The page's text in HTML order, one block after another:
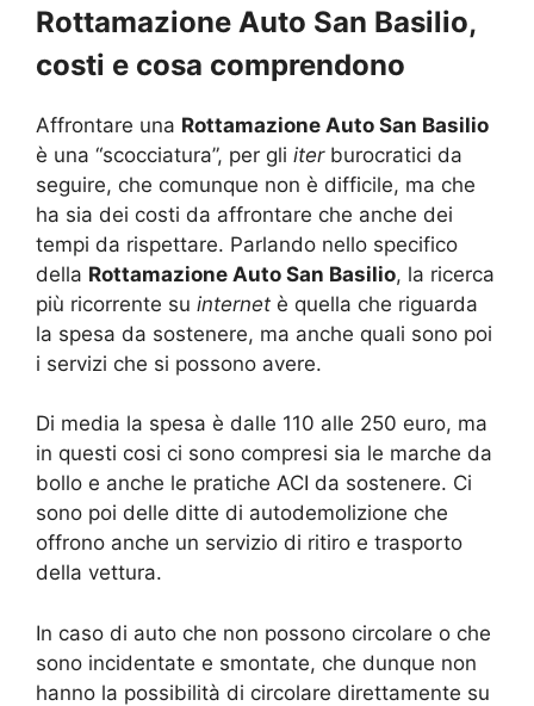
Rottamazione Auto San Basilio,
costi e cosa comprendono
Affrontare una Rottamazione Auto San Basilio
è una “scocciatura”, per gli iterburocratici da
seguire, che comunque non è difficile, ma che
ha sia dei costi da affrontare che anche dei
tempi da rispettare. Parlando nello specifico
della Rottamazione Auto San Basilio, la ricerca
più ricorrente su internet è quella che riguarda
la spesa da sostenere, ma anche quali sono poi
i servizi che si possono avere.
Di media la spesa è dalle 110 alle 250 euro, ma
in questi cosi ci sono compresi sia le marche da
bollo e anche le pratiche ACI da sostenere. Ci
sono poi delle ditte di autodemolizione che
offrono anche un servizio di ritiro e trasporto
della vettura.
In caso di auto che non possono circolare o che
sono incidentate e smontate, che dunque non
hanno la possibilità di circolare direttamente su